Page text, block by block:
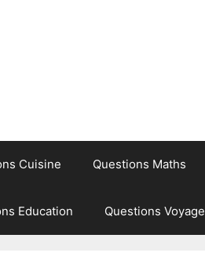
Cuisine Questions Maths
Education Questions Voyage